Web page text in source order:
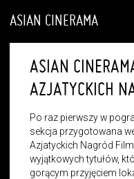
ASIAN CINERAMA
ASIAN
AZJATYCKICH
Po raz pierwszy w
sekcja przygotowana
Azjatyckich Nagród
wyjątkowych tytułów,
gorącym przyjęciem